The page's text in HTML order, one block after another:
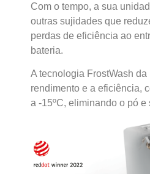
Com o tempo, a sua
outras sujidades que
perdas de eficiência ao
bateria.
A tecnologia FrostWash
rendimento e a eficiência,
a -15ºC, eliminando o pó